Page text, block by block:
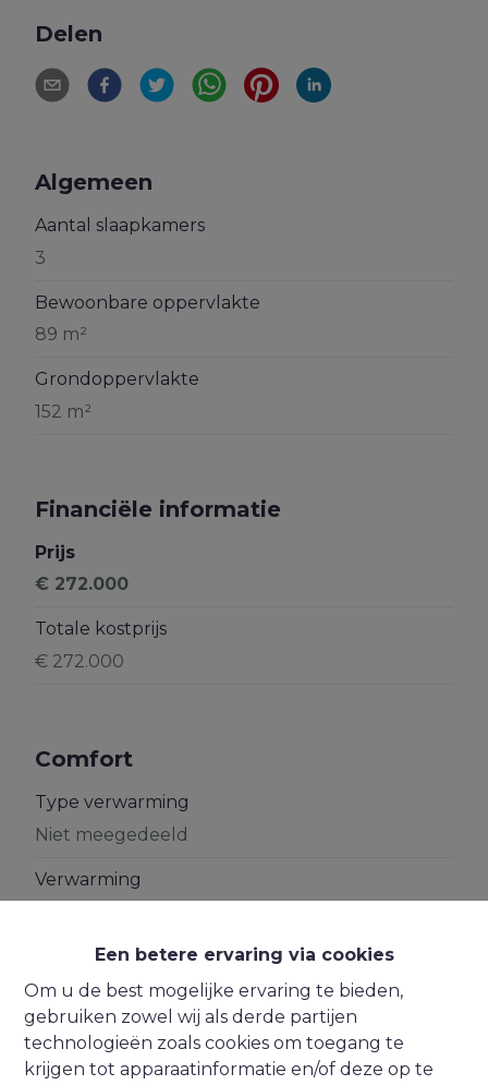
Een betere ervaring via cookies
Om u de best mogelijke ervaring te bieden,
gebruiken zowel wij als derde partijen
technologieën zoals cookies om toegang te
krijgen tot apparaatinformatie en/of deze op te
Delen
Algemeen
Aantal slaapkamers
3
Bewoonbare oppervlakte
89 m²
Grondoppervlakte
152 m²
Financiële informatie
Prijs
€ 272.000
Totale kostprijs
€ 272.000
Comfort
Type verwarming
Niet meegedeeld
Verwarming
Keuken
Niet meegedeeld